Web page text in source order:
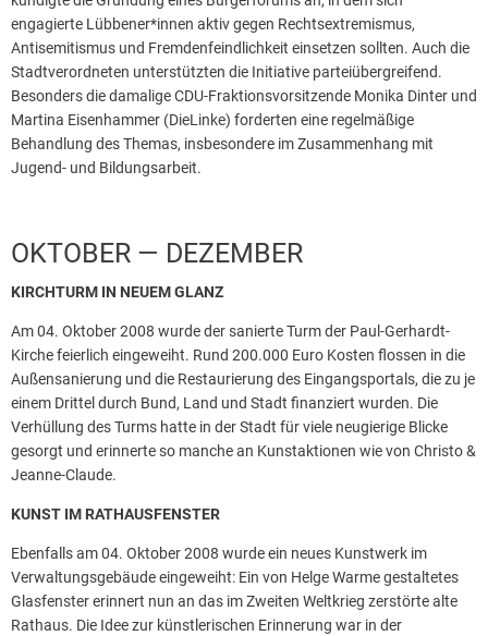
engagierte Lübbener*innen aktiv gegen Rechtsextremismus,
Antisemitismus und Fremdenfeindlichkeit einsetzen sollten. Auch die
Stadtverordneten unterstützten die Initiative parteiübergreifend.
Besonders die damalige CDU-Fraktionsvorsitzende Monika Dinter und
Martina Eisenhammer (DieLinke) forderten eine regelmäßige
Behandlung des Themas, insbesondere im Zusammenhang mit
Jugend- und Bildungsarbeit.
OKTOBER — DEZEMBER
KIRCHTURM IN NEUEM GLANZ
Am 04. Oktober 2008 wurde der sanierte Turm der Paul-Gerhardt-
Kirche feierlich eingeweiht. Rund 200.000 Euro Kosten flossen in die
Außensanierung und die Restaurierung des Eingangsportals, die zu je
einem Drittel durch Bund, Land und Stadt finanziert wurden. Die
Verhüllung des Turms hatte in der Stadt für viele neugierige Blicke
gesorgt und erinnerte so manche an Kunstaktionen wie von Christo &
Jeanne-Claude.
KUNST IM RATHAUSFENSTER
Ebenfalls am 04. Oktober 2008 wurde ein neues Kunstwerk im
Verwaltungsgebäude eingeweiht: Ein von Helge Warme gestaltetes
Glasfenster erinnert nun an das im Zweiten Weltkrieg zerstörte alte
Rathaus. Die Idee zur künstlerischen Erinnerung war in der